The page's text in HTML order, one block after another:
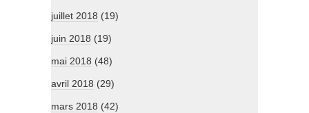
juillet 2018 (19)
juin 2018 (19)
mai 2018 (48)
avril 2018 (29)
mars 2018 (42)